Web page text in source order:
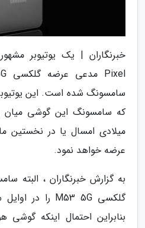
سامسونگ شده است. این
که سامسونگ این گوشی میان
عرضه خواهد نمود.
به گزارش خبرنگاران ، البته
بنابراین احتمال اینکه